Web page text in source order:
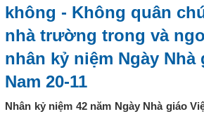
không - Không quân
nhà trường trong và
nhân kỷ niệm Ngày Nhà
Nam 20-11
Nhân kỷ niệm 42 năm Ngày Nhà giáo